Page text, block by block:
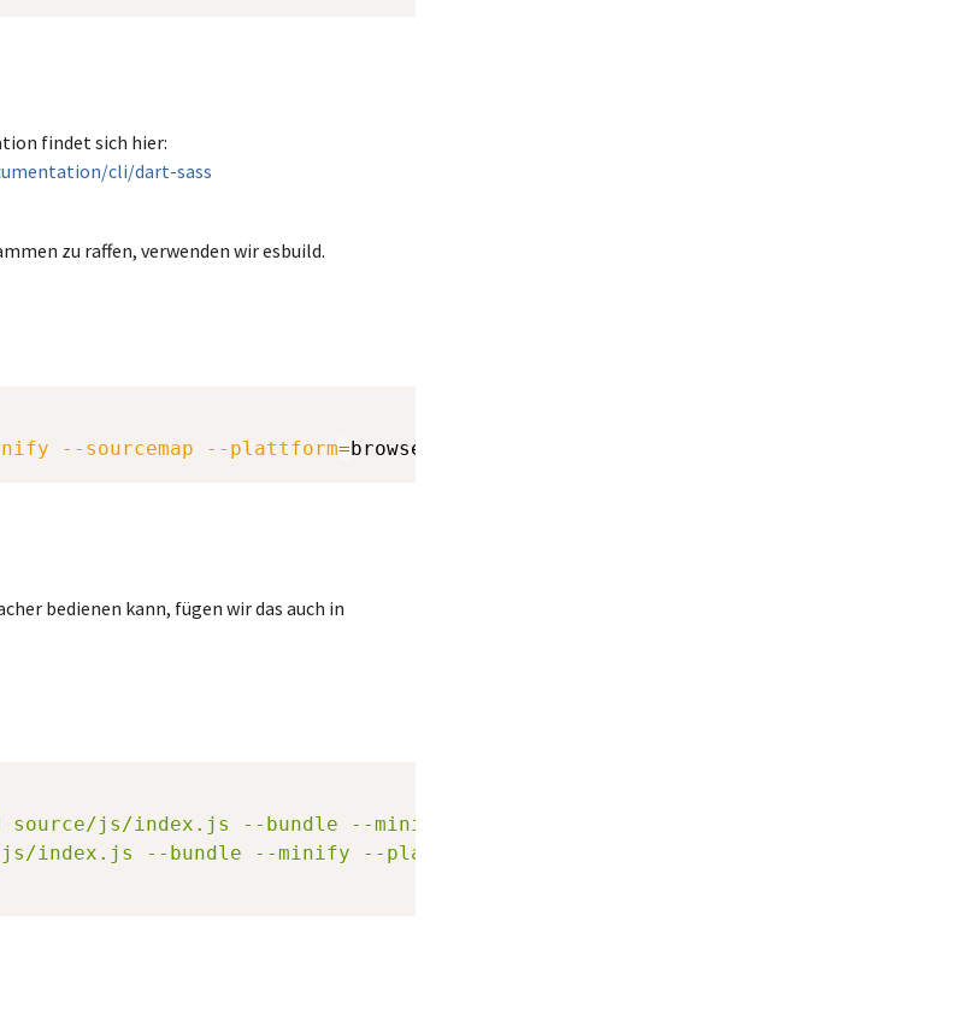
findet sich hier:
cli/dart-sass
zu raffen, verwenden wir esbuild.
--sourcemap --plattform=browser
bedienen kann, fügen wir das auch in
source/js/index.js --bundle --minify --sourcemap --plattform=browser --
js/index.js --bundle --minify --plattform=plattform --outdir=build/js"